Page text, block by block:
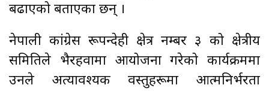
बढाएको बताएका छन् ।
नेपाली कांग्रेस रूपन्देही क्षेत्र नम्बर ३ को क्षेत्रीय
समितिले भैरहवामा आयोजना गरेको कार्यक्रममा
उनले अत्यावश्यक वस्तुहरूमा आत्मनिर्भरता